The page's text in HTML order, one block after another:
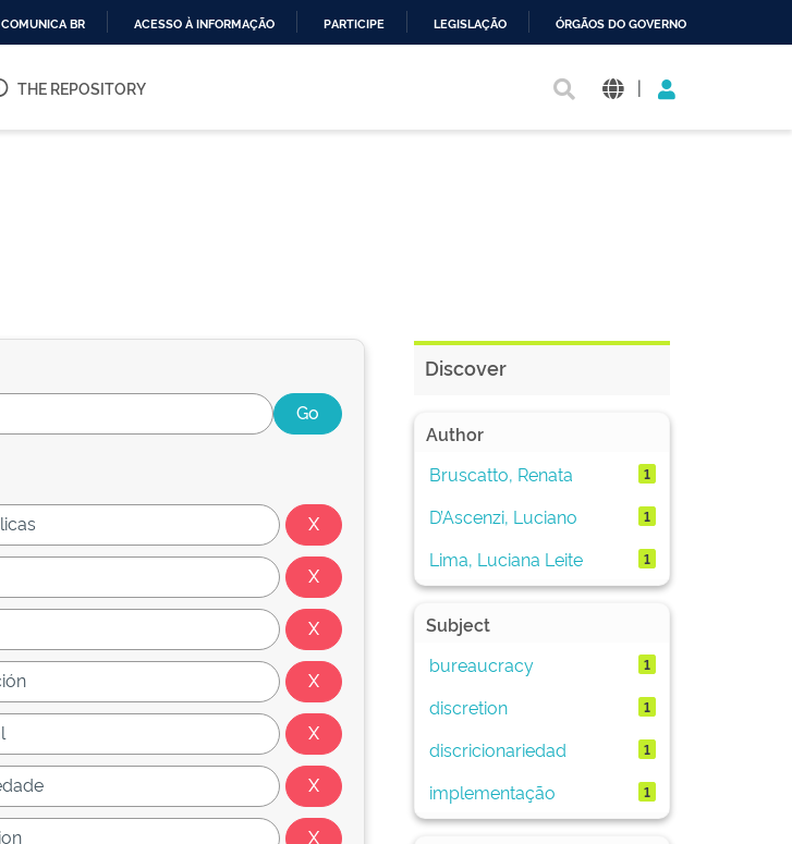
O
COMUNICA BR ACESSO À INFORMAÇÃO PARTICIPE LEGISLAÇÃO ÓRGÃOS DO GOVERNO
THE REPOSITORY |
Discover
Author
Bruscatto, Renata
1
D’Ascenzi, Luciano 1
Lima, Luciana Leite 1
Subject
bureaucracy
1
discretion 1
discricionariedad 1
implementação 1